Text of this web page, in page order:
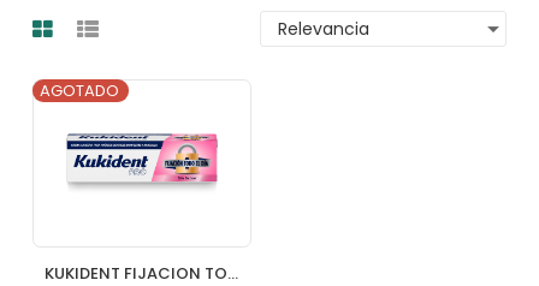
KUKIDENT FIJACION TODO EL DIA NEUTRO 2 TUBOS 47 G SIN SABOR DUO
AGOTADO